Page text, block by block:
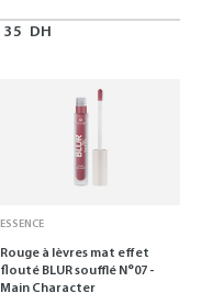
35 DH
ESSENCE
Rouge à lèvres mat effet
flouté BLUR soufflé N°07 -
Main Character